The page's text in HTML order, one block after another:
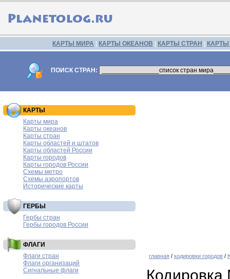
КАРТЫ МИРА КАРТЫ ОКЕАНОВ КАРТЫ СТРАН
ПОИСК СТРАН:
КАРТЫ
Карты мира
Карты океанов
Карты стран
Карты областей и штатов
Карты областей России
Карты городов
Карты городов России
Схемы метро
Схемы аэропортов
Исторические карты
ГЕРБЫ
Гербы стран
Гербы городов России
ФЛАГИ
Флаги стран
Флаги организаций
Сигнальные флаги
главная / кодировки городов /